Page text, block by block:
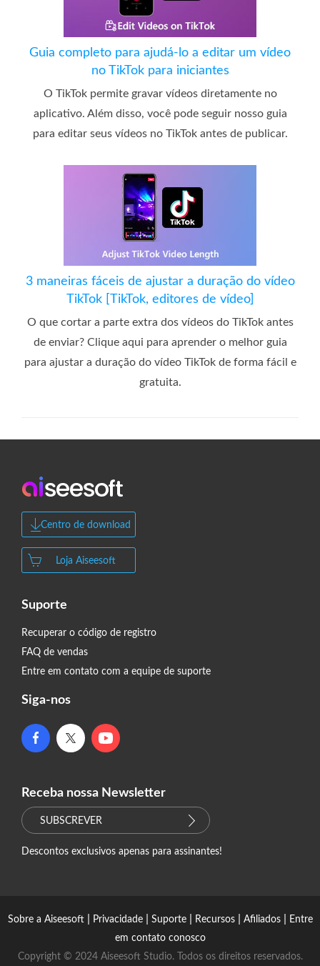
Guia completo para ajudá-lo a editar um vídeo
no TikTok para iniciantes
O TikTok permite gravar vídeos diretamente no
aplicativo. Além disso, você pode seguir nosso guia
para editar seus vídeos no TikTok antes de publicar.
3 maneiras fáceis de ajustar a duração do vídeo
TikTok [TikTok, editores de vídeo]
O que cortar a parte extra dos vídeos do TikTok antes
de enviar? Clique aqui para aprender o melhor guia
para ajustar a duração do vídeo TikTok de forma fácil e
gratuita.
Centro de download
Loja Aiseesoft
Suporte
Recuperar o código de registro
FAQ de vendas
Entre em contato com a equipe de suporte
Siga-nos
Receba nossa Newsletter
SUBSCREVER
Descontos exclusivos apenas para assinantes!
Sobre a Aiseesoft| Privacidade| Suporte| Recursos| Afiliados|
Entre
em contato conosco
Copyright © 2024 Aiseesoft Studio. Todos os direitos reservados.